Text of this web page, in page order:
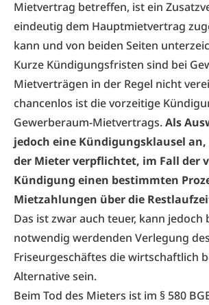
Mietvertrag betreffen, ist ein
eindeutig dem Hauptmietvertrag
kann und von beiden Seiten
Kurze Kündigungsfristen sind bei
Mietverträgen in der Regel nicht
chancenlos ist die vorzeitige
Gewerberaum-Mietvertrags.Als
jedoch eine Kündigungsklausel an,
der Mieter verpflichtet, im Fall der
Kündigung einen bestimmten
Mietzahlungen über die
Das ist zwar auch teuer, kann jedoch
notwendig werdenden Verlegung des
Friseurgeschäftes die wirtschaftlich
Alternative sein.
Beim Tod des Mieters ist im § 580